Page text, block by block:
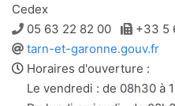
Cedex
Téléphone
05 63 22 82 00
+33 5
Site
web
tarn-et-garonne.gouv.fr
Horaires d'ouverture :
Le vendredi : de 08h30 à